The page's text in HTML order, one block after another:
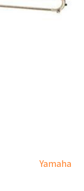
Yamaha